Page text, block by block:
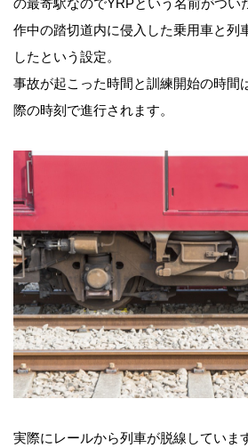
作中の踏切道内に侵入した乗用車と列
したという設定。
事故が起こった時間と訓練開始の時間
際の時刻で進行されます。
実際にレールから列車が脱線していま